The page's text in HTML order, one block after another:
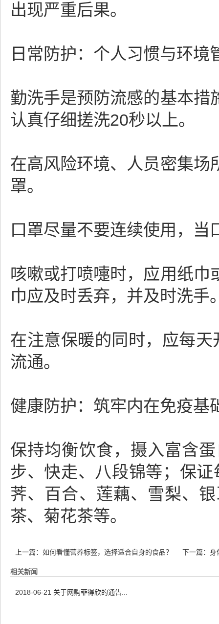
出现严重后果。
日常防护：个人习惯与环境
勤洗手是预防流感的基本措
认真仔细搓洗20秒以上。
在高风险环境、人员密集场
罩。
口罩尽量不要连续使用，
咳嗽或打喷嚏时，应用纸巾
巾应及时丢弃，并及时洗手
在注意保暖的同时，应每
流通。
健康防护：筑牢内在免疫基
保持均衡饮食，摄入富含
步、快走、八段锦等；保
荠、百合、莲藕、雪梨、
茶、菊花茶等。
上一篇： 如何看懂营养标签，选择适合自身的食品？ 下一篇： 身
相关新闻
2018-06-21 关于网购菲得欣的通告...